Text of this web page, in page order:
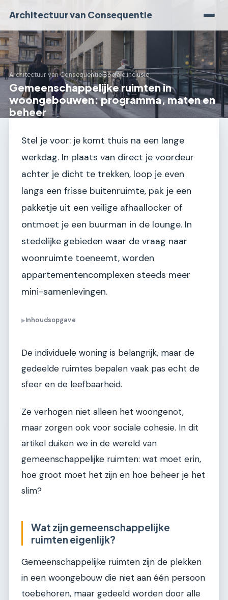
Architectuur van Consequentie
Architectuur van Consequentie›Sociale inclusie
Gemeenschappelijke ruimten in
woongebouwen: programma, maten en
beheer
Stel je voor: je komt thuis na een lange
werkdag. In plaats van direct je voordeur
achter je dicht te trekken, loop je even
langs een frisse buitenruimte, pak je een
pakketje uit een veilige afhaallocker of
ontmoet je een buurman in de lounge. In
stedelijke gebieden waar de vraag naar
woonruimte toeneemt, worden
appartementencomplexen steeds meer
mini-samenlevingen.
▶Inhoudsopgave
De individuele woning is belangrijk, maar de
gedeelde ruimtes bepalen vaak pas echt de
sfeer en de leefbaarheid.
Ze verhogen niet alleen het woongenot,
maar zorgen ook voor sociale cohesie. In dit
artikel duiken we in de wereld van
gemeenschappelijke ruimten: wat moet erin,
hoe groot moet het zijn en hoe beheer je het
slim?
Wat zijn gemeenschappelijke
ruimten eigenlijk?
Gemeenschappelijke ruimten zijn de plekken
in een woongebouw die niet aan één persoon
toebehoren, maar gedeeld worden door alle